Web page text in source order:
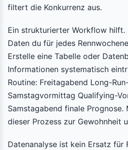
filtert die Konkurrenz aus.
Ein strukturierter Workflow hilft.
Daten du für jedes
Erstelle eine Tabelle oder
Informationen systematisch
Routine: Freitagabend Long-
Samstagvormittag Qualifying-
Samstagabend finale
dieser Prozess zur Gewohnheit
Datenanalyse ist kein Ersatz für